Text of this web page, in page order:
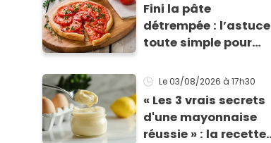
Fini la pâte
détrempée : l’astuce
toute simple pour
tomate parfaitement
croustillante
Le 03/08/2026 à 17h30
« Les 3 vrais secrets
d'une mayonnaise
réussie » : la recette